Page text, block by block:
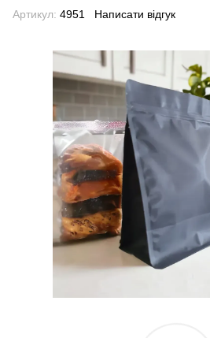
Артикул: 4951 Написати відгук